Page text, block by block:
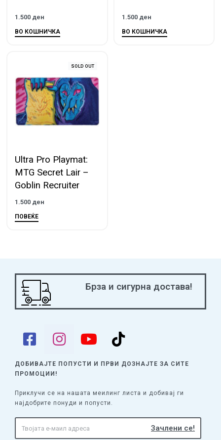
1.500 ден
ВО КОШНИЧКА
1.500 ден
ВО КОШНИЧКА
SOLD OUT
Ultra Pro Playmat:
MTG Secret Lair –
Goblin Recruiter
1.500 ден
ПОВЕЌЕ
Брза и сигурна достава!
ДОБИВАЈТЕ ПОПУСТИ И ПРВИ ДОЗНАЈТЕ ЗА СИТЕ
ПРОМОЦИИ!
Приклучи се на нашата меилинг листа и добивај ги
најдобрите понуди и попусти.